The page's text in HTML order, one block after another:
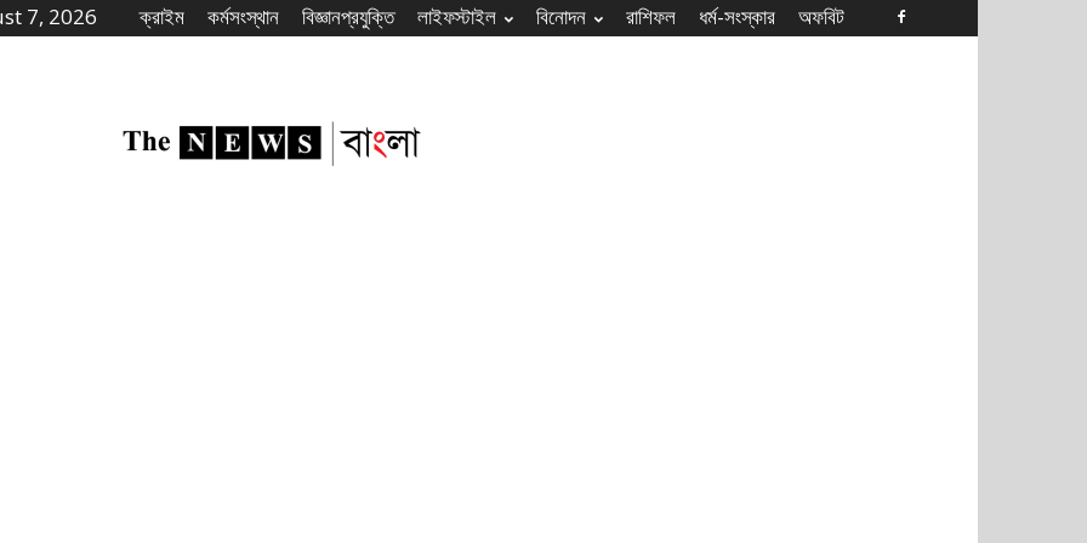
7, 2026 ক্রাইম কর্মসংস্থান বিজ্ঞানপ্রযুক্তি লাইফস্টাইল বিনোদন রাশিফল ধৰ্ম-সংস্কার অফবিট